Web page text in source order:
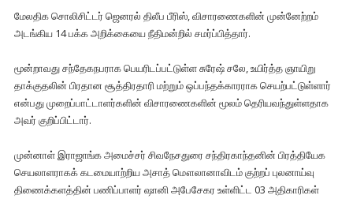
மேலதிக சொலிசிட்டர் ஜெனரல் திலீப பீரிஸ், விசாரணைகளின் முன்னேற்றம்
அடங்கிய 14 பக்க அறிக்கையை நீதிமன்றில் சமர்ப்பித்தார்.
மூன்றாவது சந்தேகநபராக பெயரிடப்பட்டுள்ள சுரேஷ் சலே, உயிர்த்த ஞாயிறு
தாக்குதலின் பிரதான சூத்திரதாரி மற்றும் ஒப்பந்தக்காரராக செயற்பட்டுள்ளார்
என்பது முறைப்பாட்டாளர்களின் விசாரணைகளின் மூலம் தெரியவந்துள்ளதாக
அவர் குறிப்பிட்டார்.
முன்னாள் இராஜாங்க அமைச்சர் சிவநேசதுரை சந்திரகாந்தனின் பிரத்தியேக
செயலாளராகக் கடமையாற்றிய அசாத் மௌலானாவிடம் குற்றப் புலனாய்வு
திணைக்களத்தின் பணிப்பாளர் ஷானி அபேசேகர உள்ளிட்ட 03 அதிகாரிகள்